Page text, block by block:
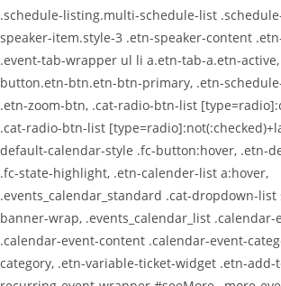
.schedule-listing.multi-schedule-list
speaker-item.style-3 .etn-speaker-content
.event-tab-wrapper ul li a.etn-tab-a.etn-
button.etn-btn.etn-btn-primary, .etn-
.etn-zoom-btn, .cat-radio-btn-list
.cat-radio-btn-list
default-calendar-style .fc-button:hover, .etn-
.fc-state-highlight, .etn-calender-list a:hover,
.events_calendar_standard .cat-dropdown-list
banner-wrap, .events_calendar_list .calendar-
.calendar-event-content .calendar-event-
category, .etn-variable-ticket-widget .etn-add-